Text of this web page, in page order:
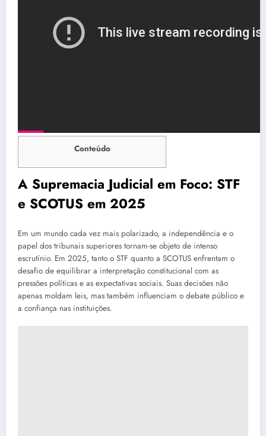
Conteúdo
A Supremacia Judicial em Foco: STF
e SCOTUS em 2025
Em um mundo cada vez mais polarizado, a independência e o
papel dos tribunais superiores tornam-se objeto de intenso
escrutínio. Em 2025, tanto o STF quanto a SCOTUS enfrentam o
desafio de equilibrar a interpretação constitucional com as
pressões políticas e as expectativas sociais. Suas decisões não
apenas moldam leis, mas também influenciam o debate público e
a confiança nas instituições.